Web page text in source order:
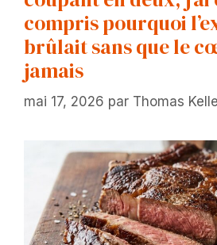
compris pourquoi
brûlait sans que le
jamais
mai 17, 2026 par Thomas